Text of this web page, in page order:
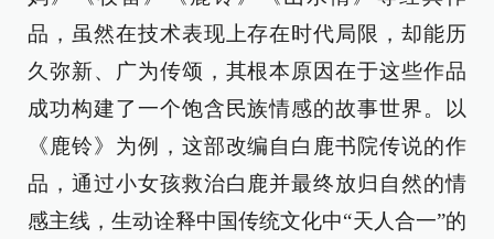
品，虽然在技术表现上存在时代局限，却能历
久弥新、广为传颂，其根本原因在于这些作品
成功构建了一个饱含民族情感的故事世界。以
《鹿铃》为例，这部改编自白鹿书院传说的作
品，通过小女孩救治白鹿并最终放归自然的情
感主线，生动诠释中国传统文化中“天人合一”的